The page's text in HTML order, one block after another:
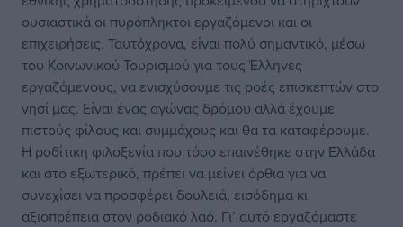
ουσιαστικά οι πυρόπληκτοι εργαζόμενοι και οι
επιχειρήσεις. Ταυτόχρονα, είναι πολύ σημαντικό, μέσω
του Κοινωνικού Τουρισμού για τους Έλληνες
εργαζόμενους, να ενισχύσουμε τις ροές επισκεπτών στο
νησί μας. Είναι ένας αγώνας δρόμου αλλά έχουμε
πιστούς φίλους και συμμάχους και θα τα καταφέρουμε.
Η ροδίτικη φιλοξενία που τόσο επαινέθηκε στην Ελλάδα
και στο εξωτερικό, πρέπει να μείνει όρθια για να
συνεχίσει να προσφέρει δουλειά, εισόδημα κι
αξιοπρέπεια στον ροδιακό λαό. Γι’ αυτό εργαζόμαστε